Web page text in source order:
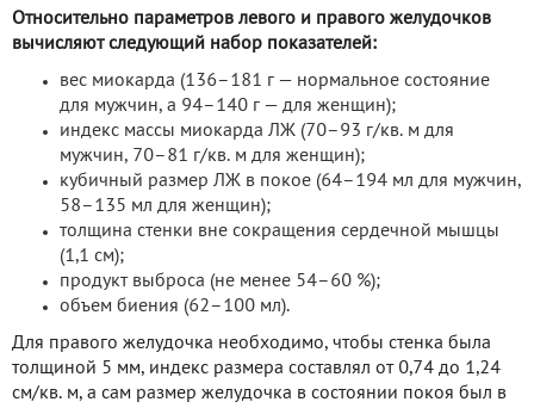
Относительно параметров левого и правого желудочков
вычисляют следующий набор показателей:
вес миокарда (136–181 г — нормальное состояние
для мужчин, а 94–140 г — для женщин);
индекс массы миокарда ЛЖ (70–93 г/кв. м для
мужчин, 70–81 г/кв. м для женщин);
кубичный размер ЛЖ в покое (64–194 мл для мужчин,
58–135 мл для женщин);
толщина стенки вне сокращения сердечной мышцы
(1,1 см);
продукт выброса (не менее 54–60 %);
объем биения (62–100 мл).
Для правого желудочка необходимо, чтобы стенка была
толщиной 5 мм, индекс размера составлял от 0,74 до 1,24
см/кв. м, а сам размер желудочка в состоянии покоя был в